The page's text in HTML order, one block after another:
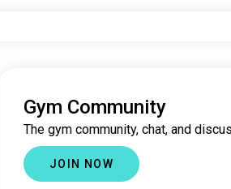
Gym Community
The gym community, chat, and
JOIN NOW